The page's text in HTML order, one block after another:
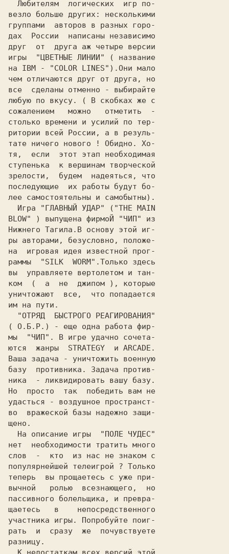
везло больше других: несколькими
группами  авторов в разных горо-
дах  России  написаны независимо
друг  от  друга аж четыре версии
игры  "ЦВЕТНЫЕ ЛИНИИ" ( название
на IBM - "COLOR LINES").Они мало
чем отличаются друг от друга, но
все  сделаны отменно - выбирайте
любую по вкусу. ( В скобках же с
сожалением   можно   отметить  -
столько времени и усилий по тер-
ритории всей России, а в резуль-
тате ничего нового ! Обидно. Хо-
тя,  если  этот этап необходимая
ступенька  к вершинам творческой
зрелости,  будем  надеяться, что
последующие  их работы будут бо-
лее самостоятельны и самобытны).
  Игра "
ГЛАВНЫЙ УДАР" ("THE MAIN
BLOW" ) выпущена фирмоЙ "ЧИП" из
Нижнего Тагила.В основу этой иг-
ры авторами, безусловно, положе-
на  игровая идея известной прог-
раммы  "SILK  WORM".Только здесь
вы  управляете вертолетом и тан-
ком  (  а  не  джипом ), которые
уничтожают  все,  что попадается
им на пути.
  "
ОТРЯД  БЫСТРОГО РЕАГИРОВАНИЯ"
( О.Б.Р.) - еще одна работа фир-
мы  "ЧИП". В игре удачно сочета-
ются  жанры  STRATEGY  и АRCADE.
Ваша задача - уничтожить военную
базу  противника. Задача против-
ника  - ликвидировать вашу базу.
Но  просто  так  победить вам не
удасться - воздушное пространст-
во  вражеской базы надежно защи-
щено.
  На описание игры  "
ПОЛЕ ЧУДЕС"
нет  необходимости тратить много
слов  -  кто  из нас не знаком с
популярнейшей телеигрой ? Только
теперь  вы прощаетесь с уже при-
вычной   ролью  всезнающего,  но
пассивного болельщика, и превра-
щаетесь   в    непосредственного
участника игры. Попробуйте поиг-
рать  и  сразу  же  почувствуете
разницу.